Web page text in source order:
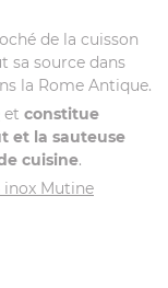
de la cuisson
sa source dans
la Rome Antique.
et constitue
et la sauteuse
cuisine.
inox Mutine